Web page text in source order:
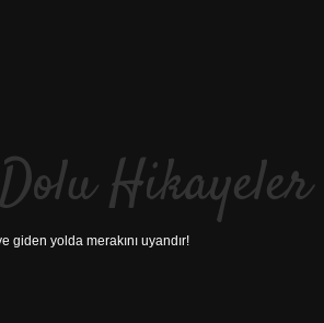
Hikayeler
giden yolda merakını uyandır!